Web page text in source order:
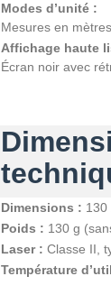
Modes d’unité :
Mesures en
Affichage haute
Écran noir avec
Dimensions : 130
Poids : 130 g
Laser : Classe II,
Température